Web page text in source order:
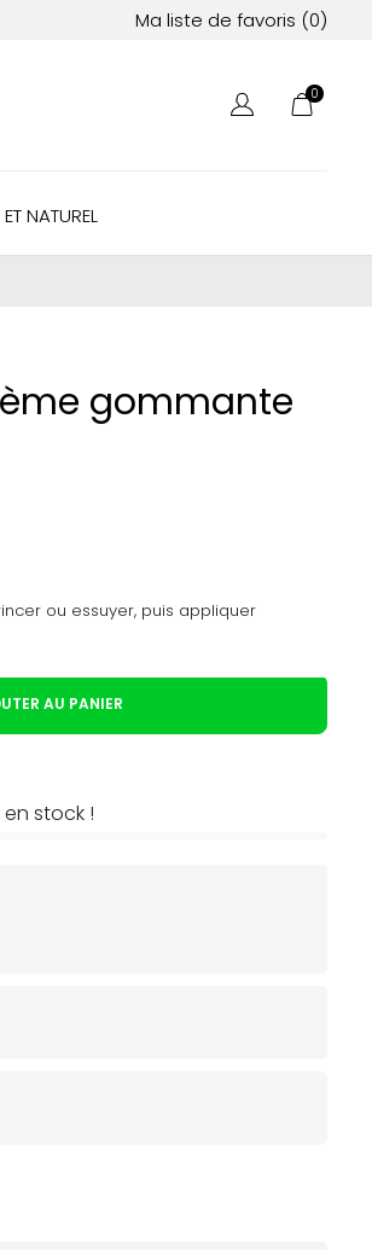
Ma liste de favoris (0)
0
NATUREL
gommante
ou essuyer, puis appliquer
AU PANIER
stock !